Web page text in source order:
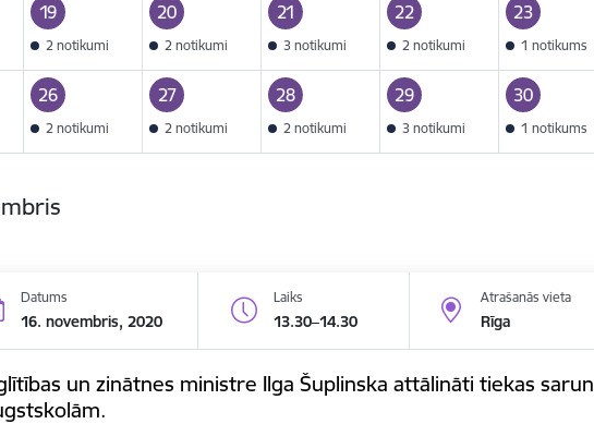
19
2 notikumi
20
2 notikumi
21
3 notikumi
22
2 notikumi
23
1 notikums
26
2 notikumi
27
2 notikumi
28
2 notikumi
29
3 notikumi
30
1 notikums
Datums
16. novembris, 2020
Laiks
13.30–14.30
Atrašanās vieta
Rīga
un zinātnes ministre Ilga Šuplinska attālināti tiekas